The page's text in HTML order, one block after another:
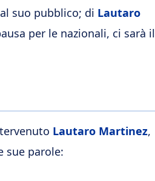
suo pubblico; di Lautaro
per le nazionali, ci sarà il
Lautaro Martinez,
sue parole: